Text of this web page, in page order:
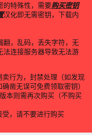
的特殊性，需要购买密钥
汉化即无需密钥，下载内
翻，乱码，丢失字符，无
法连接服务器导致无法游
行为，封禁处理（如发现
凿无误可免费领取密钥）
本则需再次购买（不购买
，请不要进行购买